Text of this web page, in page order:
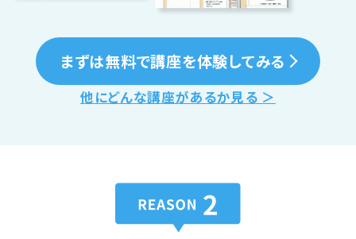
まずは無料で講座を体験してみる
他にどんな講座があるか見る ＞